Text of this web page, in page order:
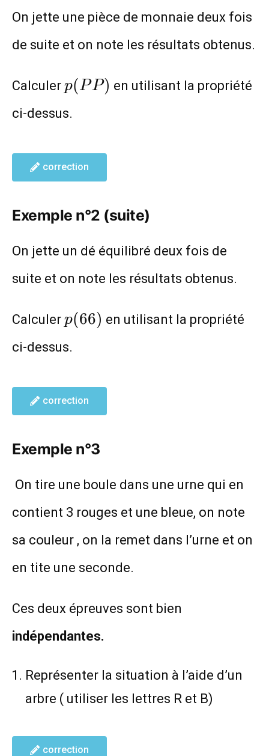
On jette une pièce de monnaie deux fois
de suite et on note les résultats obtenus.
Calculer p(PP)
p(PP) en utilisant la propriété
ci-dessus.
correction
Exemple n°2 (suite)
On jette un dé équilibré deux fois de
suite et on note les résultats obtenus.
Calculer p(66)
p(66) en utilisant la propriété
ci-dessus.
correction
Exemple n°3
On tire une boule dans une urne qui en
contient 3 rouges et une bleue, on note
sa couleur , on la remet dans l’urne et on
en tite une seconde.
Ces deux épreuves sont bien
indépendantes.
Représenter la situation à l’aide d’un
arbre ( utiliser les lettres R et B)
correction